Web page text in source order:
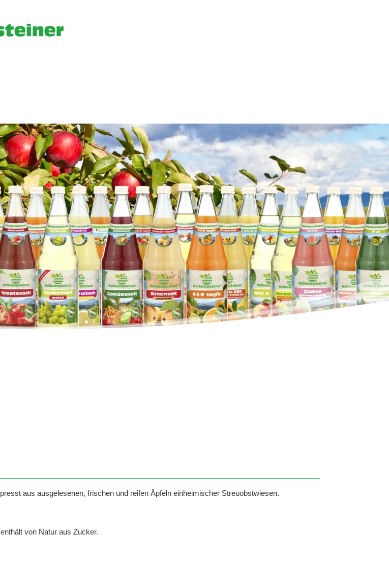
aus ausgelesenen, frischen und reifen Äpfeln einheimischer Streuobstwiesen.
von Natur aus Zucker.